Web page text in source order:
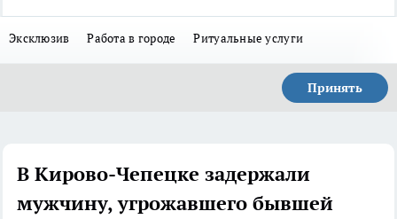
Эксклюзив Работа в городе Ритуальные услуги
Принять
В Кирово-Чепецке задержали
мужчину, угрожавшего бывшей